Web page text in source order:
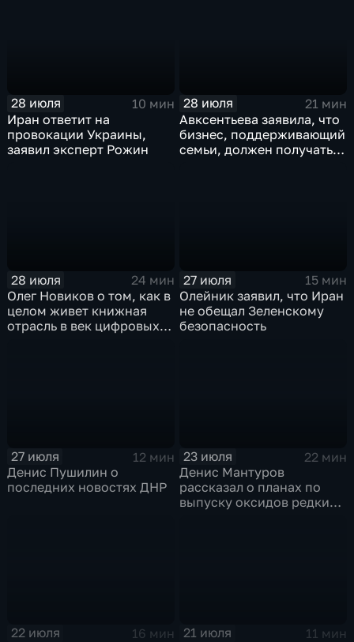
28 июля
10 мин
Иран ответит на
провокации Украины,
заявил эксперт Рожин
28 июля
21 мин
Авксентьева заявила, что
бизнес, поддерживающий
семьи, должен получать
28 июля
24 мин
Олег Новиков о том, как в
целом живет книжная
отрасль в век цифровых
27 июля
15 мин
Олейник заявил, что Иран
не обещал Зеленскому
безопасность
27 июля
12 мин
Денис Пушилин о
последних новостях ДНР
23 июля
22 мин
Денис Мантуров
рассказал о планах по
выпуску оксидов редких
22 июля
16 мин
21 июля
11 мин